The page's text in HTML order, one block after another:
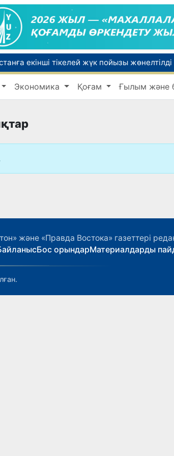
екінші тікелей жүк пойызы жөнелтілді
Адам саудасынан зардап
Тарихи күн: Өзбекстанның
қанша егіз сәби дүниеге келді?
Экономика Қоғам Ғылым және
және «Правда Востока» газеттері
Бос орындарМатериалдарды